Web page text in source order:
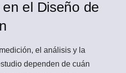
el Diseño de
el análisis y la
dependen de cuán